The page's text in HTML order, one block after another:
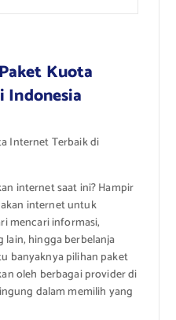
Kuota
Indonesia
Internet Terbaik di
internet saat ini? Hampir
internet untuk
mencari informasi,
lain, hingga berbelanja
banyaknya pilihan paket
oleh berbagai provider di
dalam memilih yang